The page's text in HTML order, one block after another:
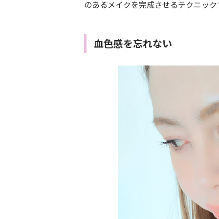
のあるメイクを完成させるテクニック
血色感を忘れない